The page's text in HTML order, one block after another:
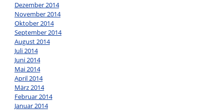
Dezember 2014
November 2014
Oktober 2014
September 2014
August 2014
Juli 2014
Juni 2014
Mai 2014
April 2014
März 2014
Februar 2014
Januar 2014